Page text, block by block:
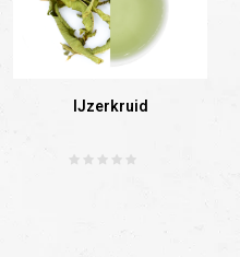
IJzerkruid